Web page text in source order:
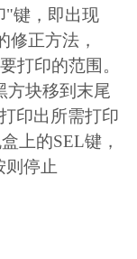
"键，即出现
修正方法，
打印的范围。
方块移到末尾
印出所需打印
上的SEL键，
则停止